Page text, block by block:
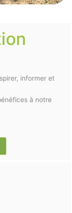
informer et
à notre